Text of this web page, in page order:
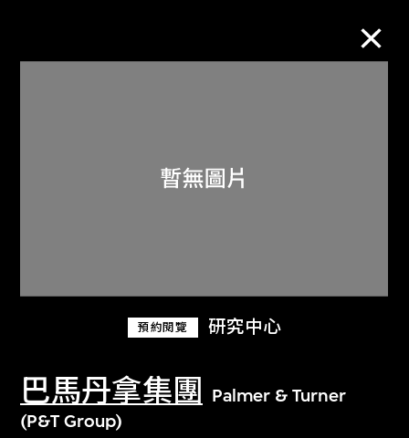
預約閱覽 研究中心
巴馬丹拿集團
Palmer & Turner
(P&T Group)
關於M+藏品
探索世界頂級的二十及二十一世紀視覺
文化藏品。